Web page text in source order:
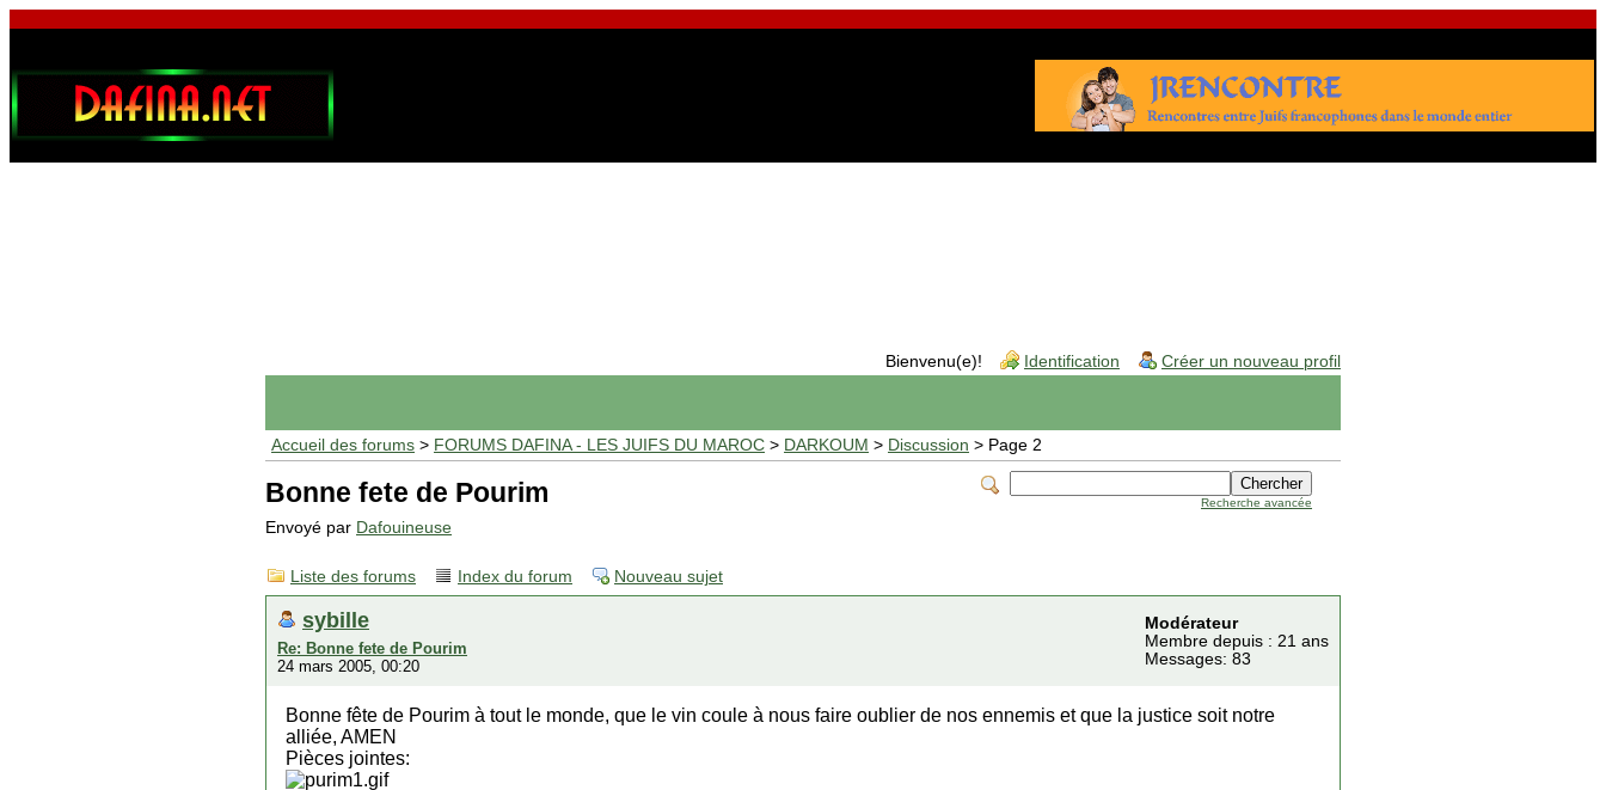
Bienvenu(e)! Identification Créer un nouveau profil
Accueil des forums > FORUMS DAFINA - LES JUIFS DU MAROC > DARKOUM > Discussion > Page 2
Recherche avancée
Bonne fete de Pourim
Envoyé par Dafouineuse
Liste des forums Index du forum Nouveau sujet
sybille
Re: Bonne fete de Pourim
24 mars 2005, 00:20
Modérateur
Membre depuis : 21 ans
Messages: 83
Bonne fête de Pourim à tout le monde, que le vin coule à nous faire oublier de nos ennemis et que la justice soit notre
alliée, AMEN
Pièces jointes: